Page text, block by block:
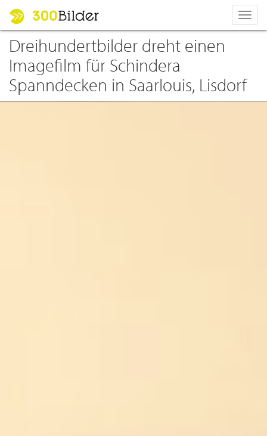
Dreihundertbilder dreht einen
Imagefilm für Schindera
Spanndecken in Saarlouis, Lisdorf